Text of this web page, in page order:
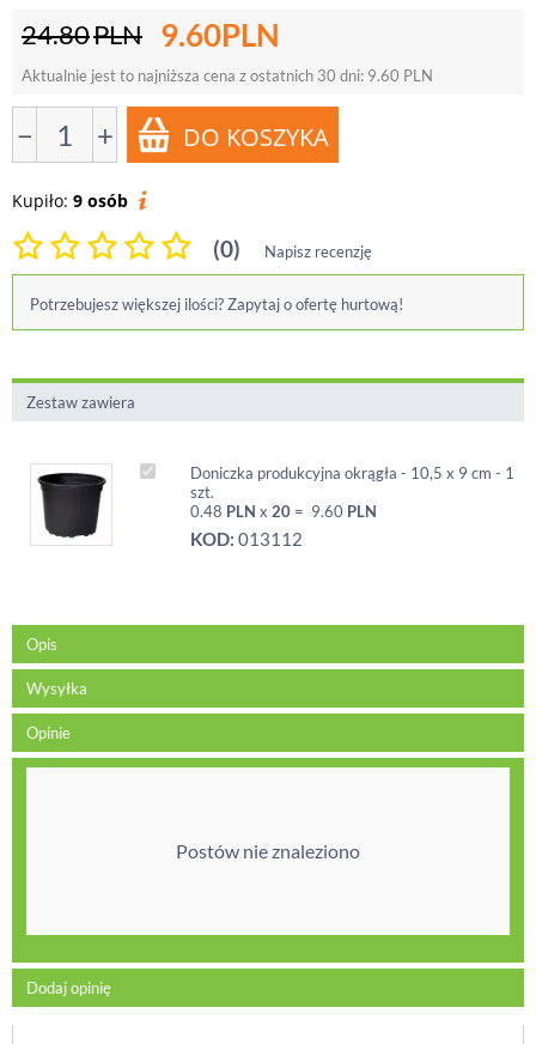
24.80PLN 9.60PLN
Aktualnie jest to najniższa cena z ostatnich 30 dni: 9.60 PLN
− +
Kupiło: 9 osób
(0) Napisz recenzję
Potrzebujesz większej ilości? Zapytaj o ofertę hurtową!
Zestaw zawiera
Doniczka produkcyjna okrągła - 10,5 x 9 cm - 1
szt.
0.48 PLN x 20 = 9.60 PLN
KOD: 013112
Opis
Wysyłka
Opinie
Postów nie znaleziono
Dodaj opinię